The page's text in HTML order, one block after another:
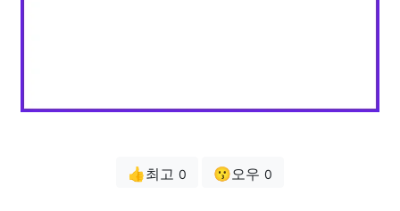
👍최고 0 😗오우 0